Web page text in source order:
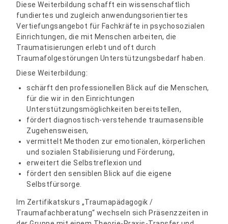
Diese Weiterbildung schafft ein wissenschaftlich
fundiertes und zugleich anwendungsorientiertes
Vertiefungsangebot für Fachkräfte in psychosozialen
Einrichtungen, die mit Menschen arbeiten, die
Traumatisierungen erlebt und oft durch
Traumafolgestörungen Unterstützungsbedarf haben.
Diese Weiterbildung:
schärft den professionellen Blick auf die Menschen,
für die wir in den Einrichtungen
Unterstützungsmöglichkeiten bereitstellen,
fördert diagnostisch-verstehende traumasensible
Zugehensweisen,
vermittelt Methoden zur emotionalen, körperlichen
und sozialen Stabilisierung und Förderung,
erweitert die Selbstreflexion und
fördert den sensiblen Blick auf die eigene
Selbstfürsorge.
Im Zertifikatskurs „Traumapädagogik /
Traumafachberatung“ wechseln sich Präsenzzeiten in